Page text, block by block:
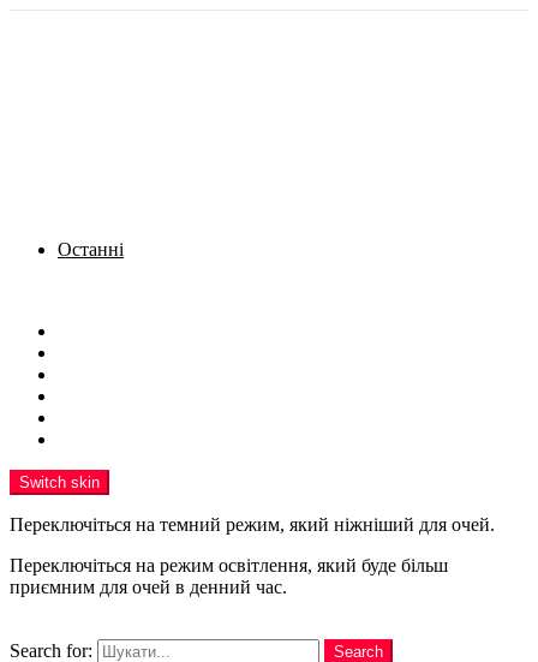
Останні
Switch skin
Переключіться на темний режим, який ніжніший для очей.
Переключіться на режим освітлення, який буде більш
приємним для очей в денний час.
Search for:
Search